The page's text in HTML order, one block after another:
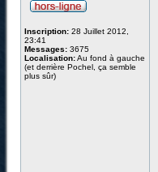
Inscription: 28 Juillet 2012,
23:41
Messages: 3675
Localisation:Au fond à gauche
(et derrière Pochel, ça semble
plus sûr)